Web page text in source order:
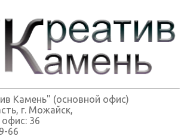
Камень" (основной офис)
г. Можайск,
36
66